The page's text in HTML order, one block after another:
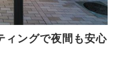
ィングで夜間も安心